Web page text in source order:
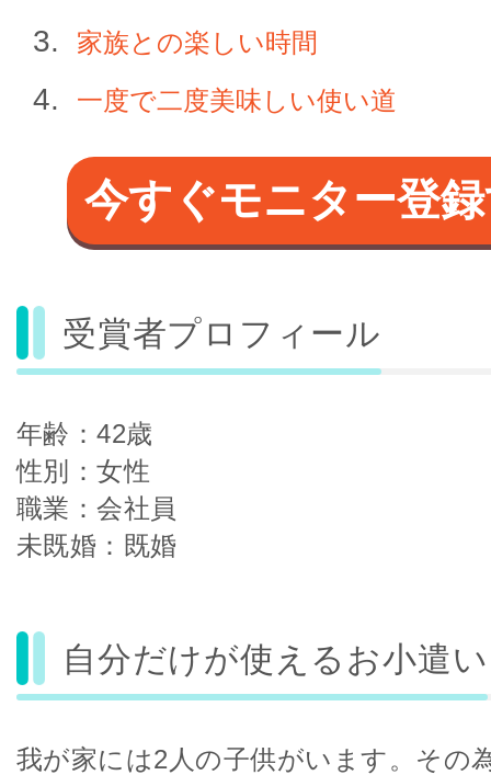
家族との楽しい時間
一度で二度美味しい使い道
今すぐモニター登
受賞者プロフィール
年齢：42歳
性別：女性
職業：会社員
未既婚：既婚
自分だけが使えるお小遣い
我が家には2人の子供がいます。その